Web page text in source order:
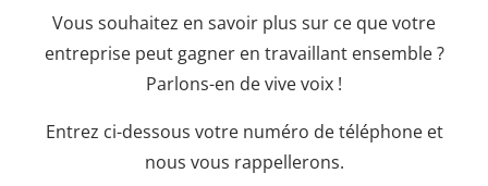
Vous souhaitez en savoir plus sur ce que votre
entreprise peut gagner en travaillant ensemble ?
Parlons-en de vive voix !
Entrez ci-dessous votre numéro de téléphone et
nous vous rappellerons.